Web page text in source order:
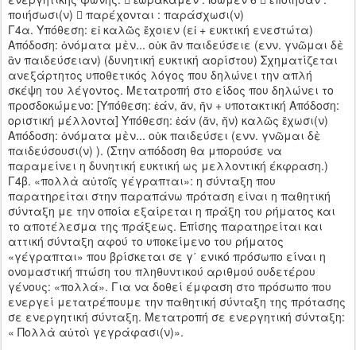
ποιήσωσι(ν)  παρέχονται : παράσχωσι(ν)
Γ4α. Υπόθεση: εἰ καλῶς ἔχοιεν (εἰ + ευκτική ενεστώτα)
Απόδοση: ὀνόματα μὲν... οὐκ ἂν παιδεύσειε (ενν. γνῶμαι δὲ
ἂν παιδεύσειαν) (δυνητική ευκτική αορίστου) Σχηματίζεται
ανεξάρτητος υποθετικός λόγος που δηλώνει την απλή
σκέψη του λέγοντος. Μετατροπή στο είδος που δηλώνει το
προσδοκώμενο: [Υπόθεση: ἐάν, ἄν, ἤν + υποτακτική Απόδοση:
οριστική μέλλοντα] Υπόθεση: ἐάν (ἄν, ἤν) καλῶς ἔχωσι(ν)
Απόδοση: ὀνόματα μὲν... οὐκ παιδεύσει (ενν. γνῶμαι δὲ
παιδεύσουσι(ν) ). (Στην απόδοση θα μπορούσε να
παραμείνει η δυνητική ευκτική ως μελλοντική έκφραση.)
Γ4β. «πολλὰ αὐτοῖς γέγραπται»: η σύνταξη που
παρατηρείται στην παραπάνω πρόταση είναι η παθητική
σύνταξη με την οποία εξαίρεται η πράξη του ρήματος και
το αποτέλεσμα της πράξεως. Επίσης παρατηρείται και
αττική σύνταξη αφού το υποκείμενο του ρήματος
«γέγραπται» που βρίσκεται σε γ΄ ενικό πρόσωπο είναι η
ονομαστική πτώση του πληθυντικού αριθμού ουδετέρου
γένους: «πολλά». Για να δοθεί έμφαση στο πρόσωπο που
ενεργεί μετατρέπουμε την παθητική σύνταξη της πρότασης
σε ενεργητική σύνταξη. Μετατροπή σε ενεργητική σύνταξη:
« Πολλὰ αὐτοὶ γεγράφασι(ν)».